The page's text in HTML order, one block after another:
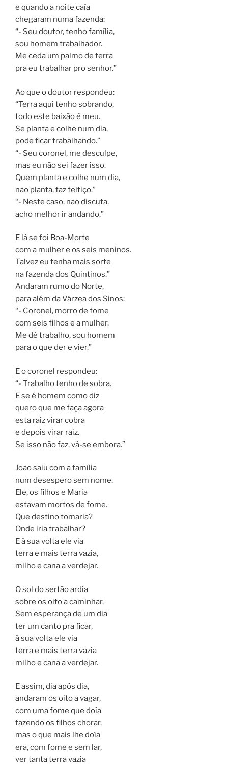
e quando a noite caía
chegaram numa fazenda:
“- Seu doutor, tenho família,
sou homem trabalhador.
Me ceda um palmo de terra
pra eu trabalhar pro senhor.”
Ao que o doutor respondeu:
“Terra aqui tenho sobrando,
todo este baixão é meu.
Se planta e colhe num dia,
pode ficar trabalhando.”
“- Seu coronel, me desculpe,
mas eu não sei fazer isso.
Quem planta e colhe num dia,
não planta, faz feitiço.”
“- Neste caso, não discuta,
acho melhor ir andando.”
E lá se foi Boa-Morte
com a mulher e os seis meninos.
Talvez eu tenha mais sorte
na fazenda dos Quintinos.”
Andaram rumo do Norte,
para além da Várzea dos Sinos:
“- Coronel, morro de fome
com seis filhos e a mulher.
Me dê trabalho, sou homem
para o que der e vier.”
E o coronel respondeu:
“- Trabalho tenho de sobra.
E se é homem como diz
quero que me faça agora
esta raiz virar cobra
e depois virar raiz.
Se isso não faz, vá-se embora.”
João saiu com a família
num desespero sem nome.
Ele, os filhos e Maria
estavam mortos de fome.
Que destino tomaria?
Onde iria trabalhar?
E à sua volta ele via
terra e mais terra vazia,
milho e cana a verdejar.
O sol do sertão ardia
sobre os oito a caminhar.
Sem esperança de um dia
ter um canto pra ficar,
à sua volta ele via
terra e mais terra vazia
milho e cana a verdejar.
E assim, dia após dia,
andaram os oito a vagar,
com uma fome que doía
fazendo os filhos chorar,
mas o que mais lhe doía
era, com fome e sem lar,
ver tanta terra vazia